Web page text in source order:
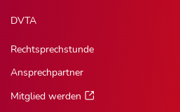
DVTA
Rechtsprechstunde
Ansprechpartner
Mitglied werden